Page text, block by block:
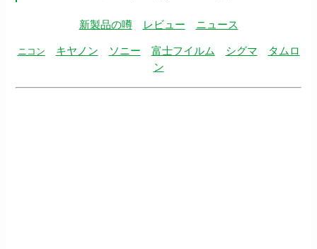
新製品の噂 レビュー ニュース
ニコン キヤノン ソニー 富士フイルム シグマ
タムロ
ン